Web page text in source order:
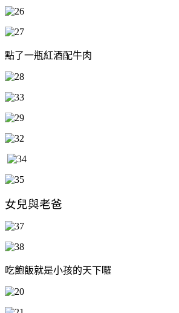
點了一瓶紅酒配牛肉
女兒與老爸
吃飽飯就是小孩的天下囉